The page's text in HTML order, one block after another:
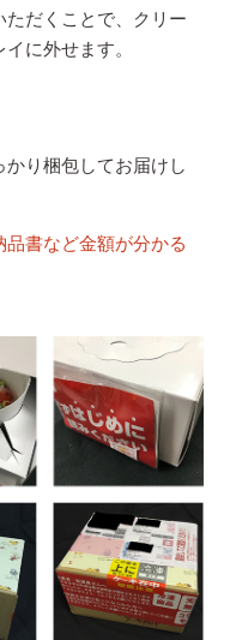
だくことで、クリー
に外せます。
り梱包してお届けし
書など金額が分かる